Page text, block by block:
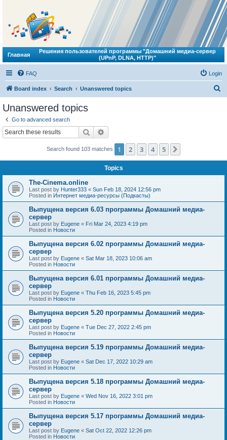
Главная
Решения пользователей программы "Домашний медиа-сервер
(UPnP, DLNA, HTTP)"
FAQ Login
Board index Search Unanswered topics
Unanswered topics
Go to advanced search
Search
Search found 103 matches 1 2 3 4 5
Topics
The-Cinema.online
Last post by Hunter333 « Sun Feb 18, 2024 12:56 pm
Posted in Интернет медиа-ресурсы (Подкасты)
Выпущена версия 6.03 программы Домашний медиа-
сервер
Last post by Eugene « Fri Mar 24, 2023 4:19 pm
Posted in Новости
Выпущена версия 6.02 программы Домашний медиа-
сервер
Last post by Eugene « Sat Mar 18, 2023 10:06 am
Posted in Новости
Выпущена версия 6.01 программы Домашний медиа-
сервер
Last post by Eugene « Thu Feb 16, 2023 5:45 pm
Posted in Новости
Выпущена версия 5.20 программы Домашний медиа-
сервер
Last post by Eugene « Tue Dec 27, 2022 2:45 pm
Posted in Новости
Выпущена версия 5.19 программы Домашний медиа-
сервер
Last post by Eugene « Sat Dec 17, 2022 10:29 am
Posted in Новости
Выпущена версия 5.18 программы Домашний медиа-
сервер
Last post by Eugene « Wed Nov 16, 2022 3:01 pm
Posted in Новости
Выпущена версия 5.17 программы Домашний медиа-
сервер
Last post by Eugene « Sat Oct 22, 2022 12:26 pm
Posted in Новости